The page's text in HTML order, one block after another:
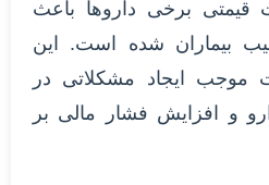
قیمتی برخی داروها باعث
بیماران شده است. این
ایجاد مشکلاتی در
و افزایش فشار مالی بر